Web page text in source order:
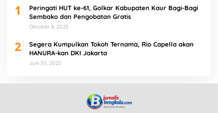
1
Peringati HUT ke-61, Golkar Kabupaten Kaur Bagi-Bagi
Sembako dan Pengobatan Gratis
Oktober 8, 2025
2
Segera Kumpulkan Tokoh Ternama, Rio Capella akan
HANURA-kan DKI Jakarta
Juni 30, 2025